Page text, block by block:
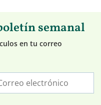
semanal
en tu correo